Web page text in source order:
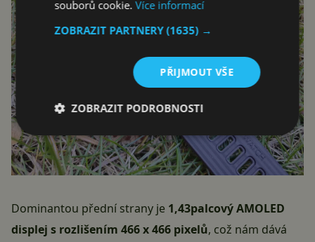
Dominantou přední strany je 1,43palcový AMOLED
displej s rozlišením 466 x 466 pixelů, což nám dává
souborů cookie.Více informací
ZOBRAZIT PARTNERY(1635) →
PŘIJMOUT VŠE
ZOBRAZIT PODROBNOSTI